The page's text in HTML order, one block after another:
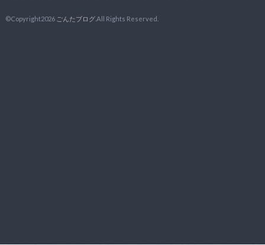
©Copyright2026 ごんたブログ.All Rights Reserved.